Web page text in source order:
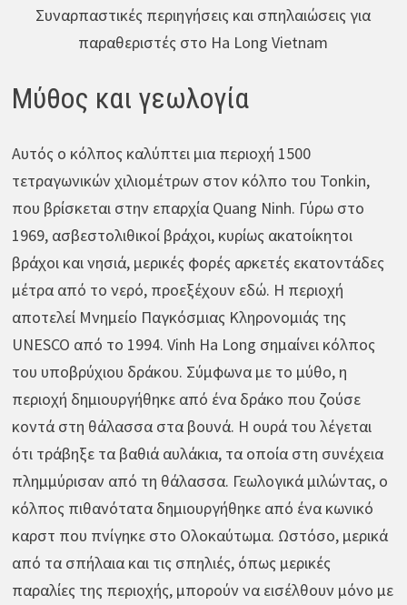
Συναρπαστικές περιηγήσεις και σπηλαιώσεις για
παραθεριστές στο Ha Long Vietnam
Μύθος και γεωλογία
Αυτός ο κόλπος καλύπτει μια περιοχή 1500
τετραγωνικών χιλιομέτρων στον κόλπο του Tonkin,
που βρίσκεται στην επαρχία Quang Ninh. Γύρω στο
1969, ασβεστολιθικοί βράχοι, κυρίως ακατοίκητοι
βράχοι και νησιά, μερικές φορές αρκετές εκατοντάδες
μέτρα από το νερό, προεξέχουν εδώ. Η περιοχή
αποτελεί Μνημείο Παγκόσμιας Κληρονομιάς της
UNESCO από το 1994. Vinh Ha Long σημαίνει κόλπος
του υποβρύχιου δράκου. Σύμφωνα με το μύθο, η
περιοχή δημιουργήθηκε από ένα δράκο που ζούσε
κοντά στη θάλασσα στα βουνά. Η ουρά του λέγεται
ότι τράβηξε τα βαθιά αυλάκια, τα οποία στη συνέχεια
πλημμύρισαν από τη θάλασσα. Γεωλογικά μιλώντας, ο
κόλπος πιθανότατα δημιουργήθηκε από ένα κωνικό
καρστ που πνίγηκε στο Ολοκαύτωμα. Ωστόσο, μερικά
από τα σπήλαια και τις σπηλιές, όπως μερικές
παραλίες της περιοχής, μπορούν να εισέλθουν μόνο με